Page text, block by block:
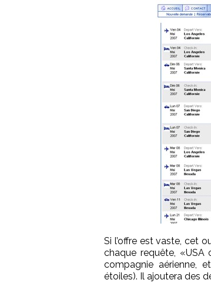
Si l’offre est vaste, cet
chaque requête,
compagnie aérienne,
étoiles). Il ajoutera des